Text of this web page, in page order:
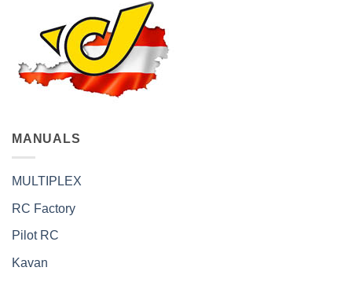
MANUALS
MULTIPLEX
RC Factory
Pilot RC
Kavan